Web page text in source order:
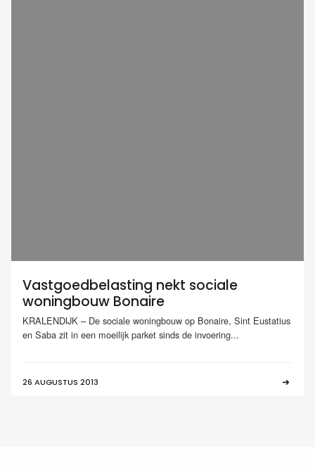
Vastgoedbelasting nekt sociale
woningbouw Bonaire
KRALENDIJK – De sociale woningbouw op Bonaire, Sint Eustatius
en Saba zit in een moeilijk parket sinds de invoering...
26 AUGUSTUS 2013